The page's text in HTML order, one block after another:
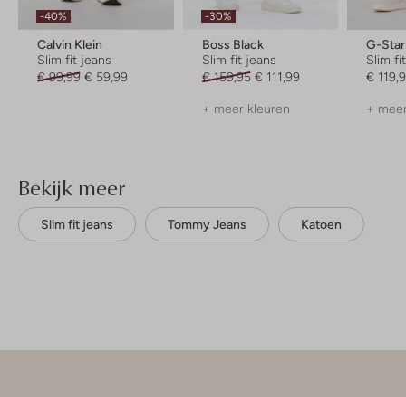
-40%
Calvin Klein
Slim fit jeans
€ 99,99 € 59,99
-30%
Boss Black
Slim fit jeans
€ 159,95 € 111,99
+ meer kleuren
G-
Slim
€
+
Bekijk meer
Slim fit jeans Tommy Jeans Katoen